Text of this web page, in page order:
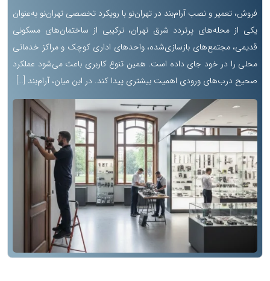
فروش، تعمیر و نصب آرام‌بند در تهران‌نو با رویکرد تخصصی تهران‌نو به‌عنوان
یکی از محله‌های پرتردد شرق تهران، ترکیبی از ساختمان‌های مسکونی
قدیمی، مجتمع‌های بازسازی‌شده، واحدهای اداری کوچک و مراکز خدماتی
محلی را در خود جای داده است. همین تنوع کاربری باعث می‌شود عملکرد
صحیح درب‌های ورودی اهمیت بیشتری پیدا کند. در این میان، آرام‌بند […]